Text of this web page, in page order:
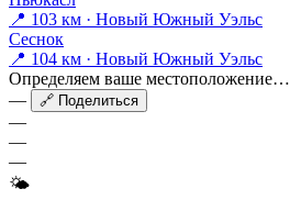
📍 103 км · Новый Южный Уэльс
Сеснок
📍 104 км · Новый Южный Уэльс
Определяем ваше местоположение…
—
🔗 Поделиться
—
—
—
🌤